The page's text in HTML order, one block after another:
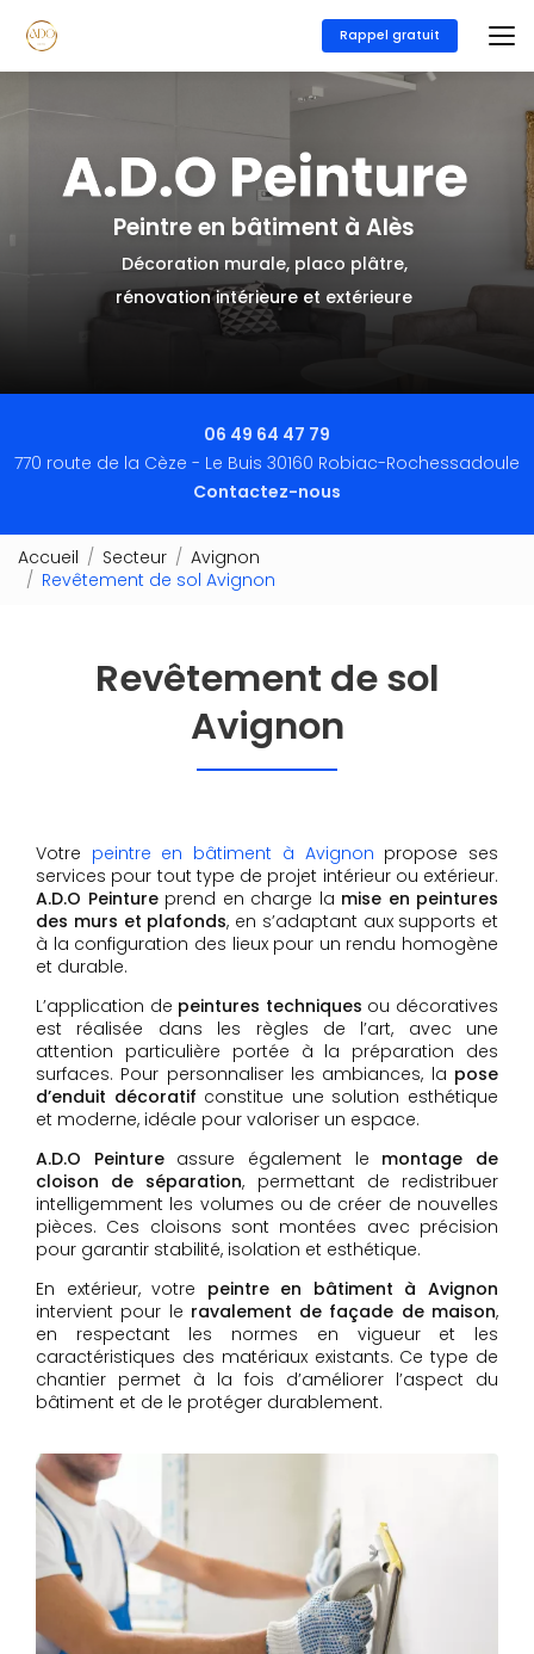
contenu
principal
Rappel gratuit
Peintre en bâtiment à Alès
Décoration murale, placo plâtre,
rénovation intérieure et extérieure
06 49 64 47 79
770 route de la Cèze - Le Buis 30160 Robiac-Rochessadoule
Contactez-nous
Accueil Secteur
Avignon
Revêtement de sol Avignon
Revêtement de sol
Avignon
Votre peintre en bâtiment à Avignon propose ses
services pour tout type de projet intérieur ou extérieur.
A.D.O Peintureprend en charge la mise en peintures
des murs et plafonds, en s’adaptant aux supports et
à la configuration des lieux pour un rendu homogène
et durable.
L’application de peintures techniques ou décoratives
est réalisée dans les règles de l’art, avec une
attention particulière portée à la préparation des
surfaces. Pour personnaliser les ambiances, la pose
d’enduit décoratif constitue une solution esthétique
et moderne, idéale pour valoriser un espace.
A.D.O Peintureassure également le montage de
cloison de séparation, permettant de redistribuer
intelligemment les volumes ou de créer de nouvelles
pièces. Ces cloisons sont montées avec précision
pour garantir stabilité, isolation et esthétique.
En extérieur, votre peintre en bâtiment à Avignon
intervient pour le ravalement de façade de maison,
en respectant les normes en vigueur et les
caractéristiques des matériaux existants. Ce type de
chantier permet à la fois d’améliorer l’aspect du
bâtiment et de le protéger durablement.